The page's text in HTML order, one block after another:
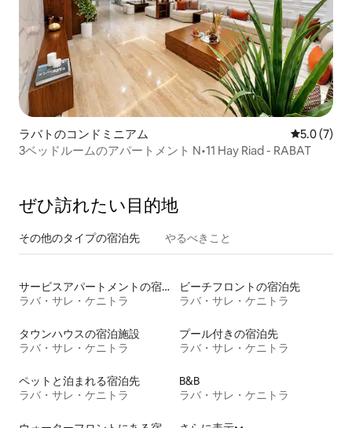
ラバトのコンドミニアム レビュー7
5.0 (7)
3ベッドルームのアパートメント N•11 Hay Riad - RABAT
ぜひ訪⁠れ⁠た⁠い目⁠的⁠地
その他のタ⁠イ⁠プ⁠の宿⁠泊⁠先 やるべきこと
サービスアパートメントの宿泊施設
ラバ・サレ・ケニトラ
ビーチフロントの宿泊先
ラバ・サレ・ケニトラ
タウンハウスの宿泊施設
ラバ・サレ・ケニトラ
プール付きの宿泊先
ラバ・サレ・ケニトラ
ペットと泊まれる宿泊先
ラバ・サレ・ケニトラ
B&B
ラバ・サレ・ケニトラ